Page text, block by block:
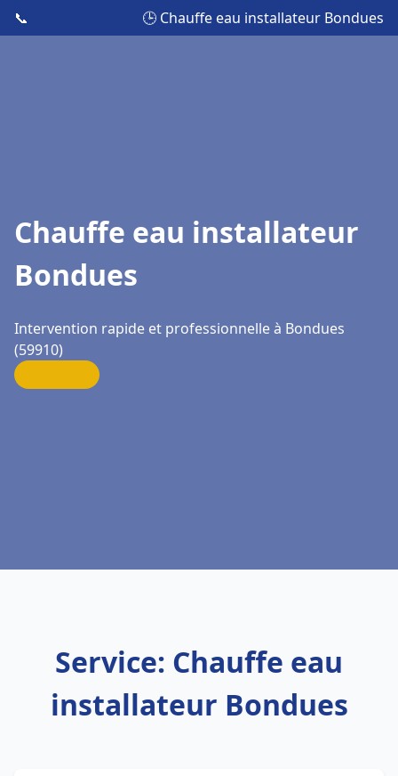
📞 🕒 Chauffe eau installateur Bondues
Chauffe eau installateur
Bondues
Intervention rapide et professionnelle à Bondues
(59910)
Service: Chauffe eau
installateur Bondues